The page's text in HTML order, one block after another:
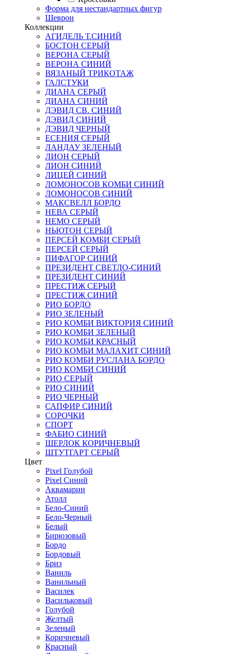
Форма для нестандартных фигур
Шеврон
Коллекции
АГИДЕЛЬ Т.СИНИЙ
БОСТОН СЕРЫЙ
ВЕРОНА СЕРЫЙ
ВЕРОНА СИНИЙ
ВЯЗАНЫЙ ТРИКОТАЖ
ГАЛСТУКИ
ДИАНА СЕРЫЙ
ДИАНА СИНИЙ
ДЭВИД СВ. СИНИЙ
ДЭВИД СИНИЙ
ДЭВИД ЧЕРНЫЙ
ЕСЕНИЯ СЕРЫЙ
ЛАНДАУ ЗЕЛЕНЫЙ
ЛИОН СЕРЫЙ
ЛИОН СИНИЙ
ЛИЦЕЙ СИНИЙ
ЛОМОНОСОВ КОМБИ СИНИЙ
ЛОМОНОСОВ СИНИЙ
МАКСВЕЛЛ БОРДО
НЕВА СЕРЫЙ
НЕМО СЕРЫЙ
НЬЮТОН СЕРЫЙ
ПЕРСЕЙ КОМБИ СЕРЫЙ
ПЕРСЕЙ СЕРЫЙ
ПИФАГОР СИНИЙ
ПРЕЗИДЕНТ СВЕТЛО-СИНИЙ
ПРЕЗИДЕНТ СИНИЙ
ПРЕСТИЖ СЕРЫЙ
ПРЕСТИЖ СИНИЙ
РИО БОРДО
РИО ЗЕЛЕНЫЙ
РИО КОМБИ ВИКТОРИЯ СИНИЙ
РИО КОМБИ ЗЕЛЕНЫЙ
РИО КОМБИ КРАСНЫЙ
РИО КОМБИ МАЛАХИТ СИНИЙ
РИО КОМБИ РУСЛАНА БОРДО
РИО КОМБИ СИНИЙ
РИО СЕРЫЙ
РИО СИНИЙ
РИО ЧЕРНЫЙ
САПФИР СИНИЙ
СОРОЧКИ
СПОРТ
ФАБИО СИНИЙ
ШЕРЛОК КОРИЧНЕВЫЙ
ШТУТГАРТ СЕРЫЙ
Цвет
Pixel Голубой
Pixel Синий
Аквамарин
Атолл
Бело-Синий
Бело-Черный
Белый
Бирюзовый
Бордо
Бордовый
Бриз
Ваниль
Ванильный
Василек
Васильковый
Голубой
Желтый
Зеленый
Коричневый
Красный